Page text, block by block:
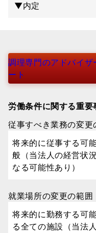
▼内定
調理専門のアドバイザ
ート
労働条件に関する重要
従事すべき業務の変更
将来的に従事する可
般（当法人の経営状
なる可能性あり）
就業場所の変更の範囲
将来的に勤務する可
る全ての施設（当法